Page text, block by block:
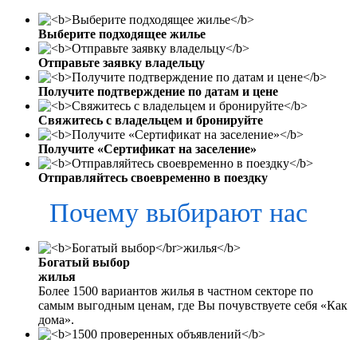
Выберите подходящее жилье
Отправьте заявку владельцу
Получите подтверждение по датам и цене
Свяжитесь с владельцем и бронируйте
Получите «Сертификат на заселение»
Отправляйтесь своевременно в поездку
Почему выбирают нас
Богатый выбор
жилья
Более 1500 вариантов жилья в частном секторе по
самым выгодным ценам, где Вы почувствуете себя «Как
дома».